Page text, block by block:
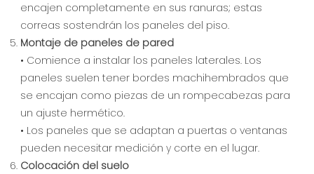
encajen completamente en sus ranuras; estas
correas sostendrán los paneles del piso.
Montaje de paneles de pared
• Comience a instalar los paneles laterales. Los
paneles suelen tener bordes machihembrados que
se encajan como piezas de un rompecabezas para
un ajuste hermético.
• Los paneles que se adaptan a puertas o ventanas
pueden necesitar medición y corte en el lugar.
Colocación del suelo